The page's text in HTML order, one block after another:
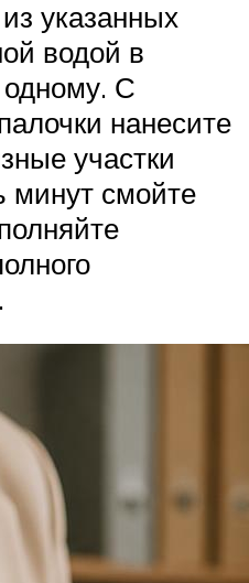
указанных
водой в
С
нанесите
участки
минут смойте